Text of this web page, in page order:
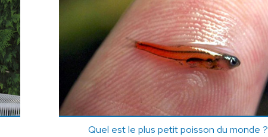
Quel est le plus petit poisson du monde ?